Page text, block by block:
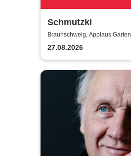
Schmutzki
Braunschweig, Applaus Garten
27.08.2026